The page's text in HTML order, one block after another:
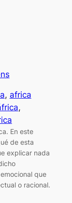
, africa
En este
de esta
explicar nada
que
o racional.